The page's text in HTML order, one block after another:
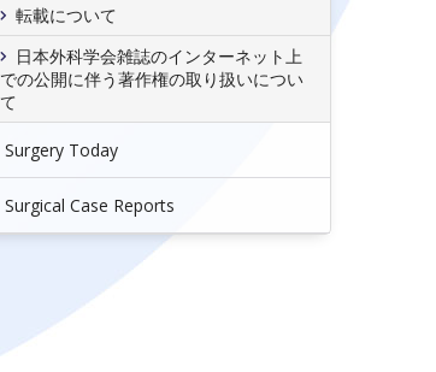
転載について
日本外科学会雑誌のインターネット上
での公開に伴う著作権の取り扱いについ
て
Surgery Today
Surgical Case Reports